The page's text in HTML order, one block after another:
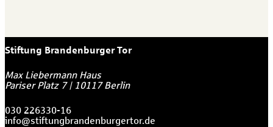
Stiftung Brandenburger Tor
Max Liebermann Haus
Pariser Platz 7| 10117 Berlin
030 226330-16
info@stiftungbrandenburgertor.de